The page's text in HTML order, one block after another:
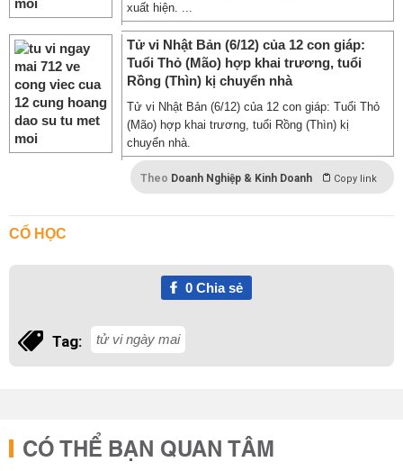
xuất hiện. ...
Tử vi Nhật Bản (6/12) của 12 con giáp:
Tuổi Thỏ (Mão) hợp khai trương, tuổi
Rồng (Thìn) kị chuyển nhà
Tử vi Nhật Bản (6/12) của 12 con giáp: Tuổi Thỏ
(Mão) hợp khai trương, tuổi Rồng (Thìn) kị
chuyển nhà.
Theo Doanh Nghiệp & Kinh Doanh Copy link
CỔ HỌC
0Chia sẻ
Tag: tử vi ngày mai
CÓ THỂ BẠN QUAN TÂM